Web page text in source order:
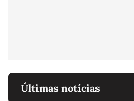
Últimas notícias